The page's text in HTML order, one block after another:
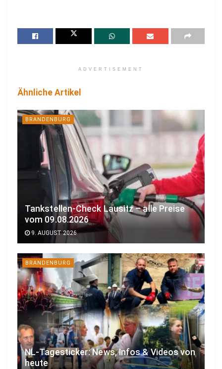
ADVERTISEMENT
Ähnliche Artikel
BRANDENBURG
Tankstellen-Check Lausitz – alle Preise
vom 09.08.2026
9. AUGUST 2026
BRANDENBURG
NL-Tagesticker: News, Infos & Videos von
heute